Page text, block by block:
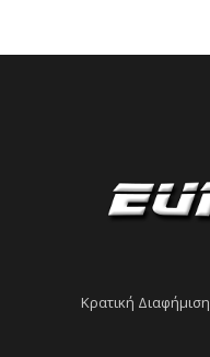
Κρατική Διαφήμιση